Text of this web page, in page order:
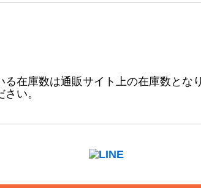
る在庫数は通販サイト上の在庫数とな
い。